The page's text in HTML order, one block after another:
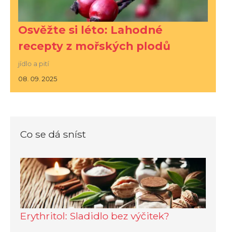
Osvěžte si léto: Lahodné
recepty z mořských plodů
jídlo a pití
08. 09. 2025
Co se dá sníst
Erythritol: Sladidlo bez výčitek?